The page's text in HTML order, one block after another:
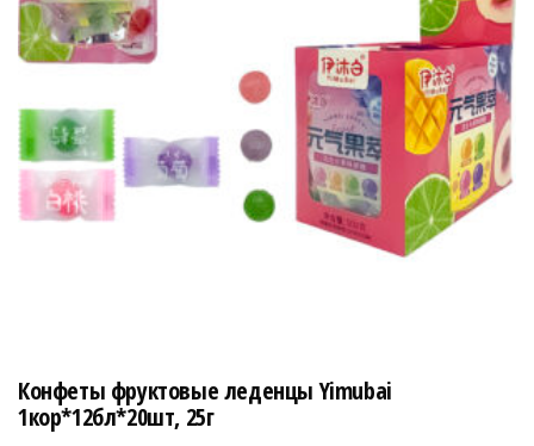
а
в
и
г
а
ц
Конфеты фруктовые леденцы Yimubai
1кор*12бл*20шт, 25г